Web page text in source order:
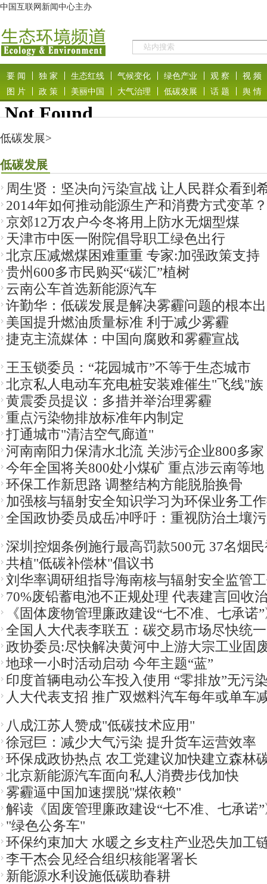
低碳发展>
低碳发展
周生贤：坚决向污染宣战 让人民群众看到
2014年如何推动能源生产和消费方式变革？
京郊12万农户今冬将用上防水无烟型煤
天津市中医一附院倡导职工绿色出行
北京压减燃煤困难重重 专家:加强政策支持
贵州600多市民购买“碳汇”植树
云南公车首选新能源汽车
许勤华：低碳发展是解决雾霾问题的根本
美国提升燃油质量标准 利于减少雾霾
捷克主流媒体：中国向腐败和雾霾宣战
王玉锁委员：“花园城市”不等于生态城市
北京私人电动车充电桩安装难催生"飞线"族
黄震委员提议：多措并举治理雾霾
重点污染物排放标准年内制定
打通城市"清洁空气廊道"
河南南阳力保清水北流 关涉污企业800多家
今年全国将关800处小煤矿 重点涉云南等地
环保工作新思路 调整结构方能脱胎换骨
加强核与辐射安全知识学习为环保业务工
全国政协委员成岳冲呼吁：重视防治土壤
深圳控烟条例施行最高罚款500元 37名烟
共植"低碳补偿林"倡议书
刘华率调研组指导海南核与辐射安全监管
70%废铅蓄电池不正规处理 代表建言回收
《固体废物管理廉政建设“七不准、七承诺
全国人大代表李联五：碳交易市场尽快统一
政协委员:尽快解决黄河中上游大宗工业固
地球一小时活动启动 今年主题“蓝”
印度首辆电动公车投入使用 “零排放”无污
人大代表支招 推广双燃料汽车每年或单车
八成江苏人赞成"低碳技术应用"
徐冠巨：减少大气污染 提升货车运营效率
环保成政协热点 农工党建议加快建立森林
北京新能源汽车面向私人消费步伐加快
雾霾逼中国加速摆脱"煤依赖"
解读《固废管理廉政建设“七不准、七承诺
"绿色公务车"
环保约束加大 水暖之乡支柱产业恐失加工
李干杰会见经合组织核能署署长
新能源水利设施低碳助春耕